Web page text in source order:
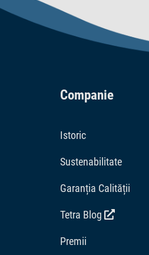
Companie
Istoric
Sustenabilitate
Garanția Calității
Tetra Blog
Premii